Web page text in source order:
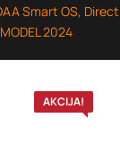
Smart OS, Direct
2024
AKCIJA!